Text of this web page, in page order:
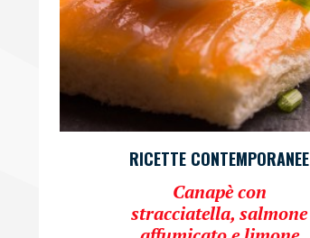
RICETTE CONTEMPORANEE
Canapè con
stracciatella, salmone